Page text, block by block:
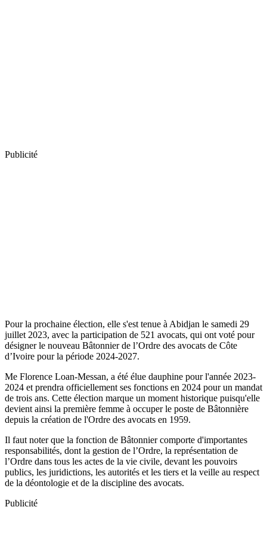
Publicité
Pour la prochaine élection, elle s'est tenue à Abidjan le samedi 29
juillet 2023, avec la participation de 521 avocats, qui ont voté pour
désigner le nouveau Bâtonnier de l’Ordre des avocats de Côte
d’Ivoire pour la période 2024-2027.
Me Florence Loan-Messan, a été élue dauphine pour l'année 2023-
2024 et prendra officiellement ses fonctions en 2024 pour un mandat
de trois ans. Cette élection marque un moment historique puisqu'elle
devient ainsi la première femme à occuper le poste de Bâtonnière
depuis la création de l'Ordre des avocats en 1959.
Il faut noter que la fonction de Bâtonnier comporte d'importantes
responsabilités, dont la gestion de l’Ordre, la représentation de
l’Ordre dans tous les actes de la vie civile, devant les pouvoirs
publics, les juridictions, les autorités et les tiers et la veille au respect
de la déontologie et de la discipline des avocats.
Publicité